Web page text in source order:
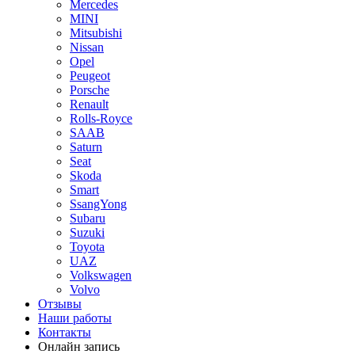
Mercedes
MINI
Mitsubishi
Nissan
Opel
Peugeot
Porsche
Renault
Rolls-Royce
SAAB
Saturn
Seat
Skoda
Smart
SsangYong
Subaru
Suzuki
Toyota
UAZ
Volkswagen
Volvo
Отзывы
Наши работы
Контакты
Онлайн запись